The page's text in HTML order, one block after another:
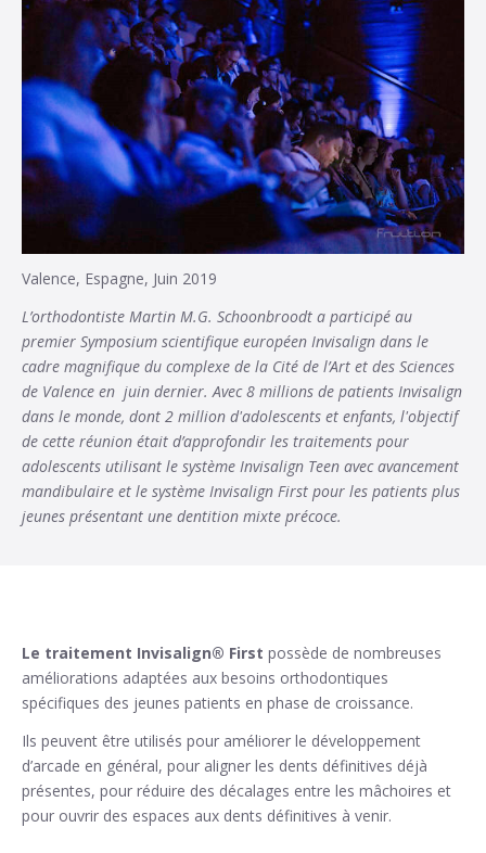
Valence, Espagne, Juin 2019
L’orthodontiste Martin M.G. Schoonbroodt a participé au
premier Symposium scientifique européen Invisalign dans le
cadre magnifique du complexe de la Cité de l’Art et des Sciences
de Valence en juin dernier. Avec 8 millions de patients Invisalign
dans le monde, dont 2 million d'adolescents et enfants, l'objectif
de cette réunion était d’approfondir les traitements pour
adolescents utilisant le système Invisalign Teen avec avancement
mandibulaire et le système Invisalign First pour les patients plus
jeunes présentant une dentition mixte précoce.
Le traitement Invisalign® First possède de nombreuses
améliorations adaptées aux besoins orthodontiques
spécifiques des jeunes patients en phase de croissance.
Ils peuvent être utilisés pour améliorer le développement
d’arcade en général, pour aligner les dents définitives déjà
présentes, pour réduire des décalages entre les mâchoires et
pour ouvrir des espaces aux dents définitives à venir.